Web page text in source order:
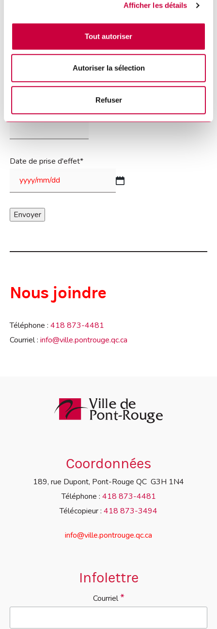
Afficher les détails
Tout autoriser
Autoriser la sélection
Refuser
0 de 7 caractères maximum
Téléphone(s)
Date de prise d'effet*
Nous joindre
Téléphone : 418 873-4481
Courriel : info@ville.pontrouge.qc.ca
Coordonnées
189, rue Dupont, Pont-Rouge QC G3H 1N4
Téléphone : 418 873-4481
Télécopieur : 418 873-3494
info@ville.pontrouge.qc.ca
Infolettre
Courriel*